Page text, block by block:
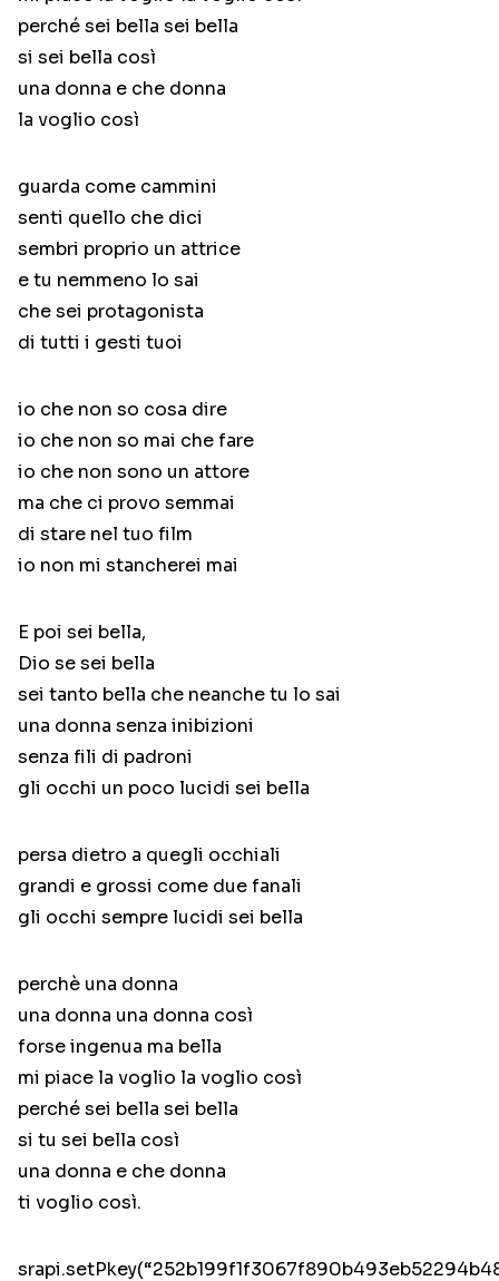
perché sei bella sei bella
si sei bella così
una donna e che donna
la voglio così
guarda come cammini
senti quello che dici
sembri proprio un attrice
e tu nemmeno lo sai
che sei protagonista
di tutti i gesti tuoi
io che non so cosa dire
io che non so mai che fare
io che non sono un attore
ma che ci provo semmai
di stare nel tuo film
io non mi stancherei mai
E poi sei bella,
Dio se sei bella
sei tanto bella che neanche tu lo sai
una donna senza inibizioni
senza fili di padroni
gli occhi un poco lucidi sei bella
persa dietro a quegli occhiali
grandi e grossi come due fanali
gli occhi sempre lucidi sei bella
perchè una donna
una donna una donna così
forse ingenua ma bella
mi piace la voglio la voglio così
perché sei bella sei bella
si tu sei bella così
una donna e che donna
ti voglio così.